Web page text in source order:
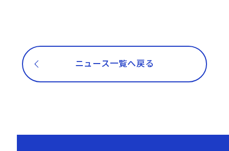
ニュース一覧へ戻る